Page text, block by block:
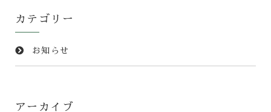
カテゴリー
お知らせ
アーカイブ